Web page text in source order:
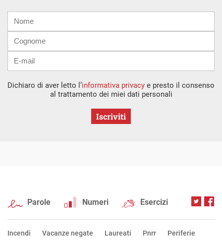
mail
Dichiaro di aver letto l’informativa privacy e presto il consenso
al trattamento dei miei dati personali
Iscriviti
Parole Numeri Esercizi
Incendi Vacanze negate Laureati Pnrr Periferie